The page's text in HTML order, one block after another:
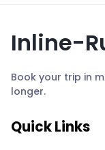
Inline-
Book your trip in
longer.
Quick Links